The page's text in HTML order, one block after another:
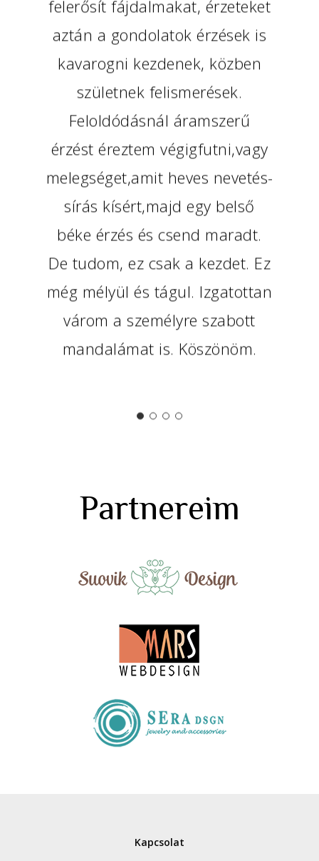
felerősít fájdalmakat, érzeteket
aztán a gondolatok érzések is
kavarogni kezdenek, közben
születnek felismerések.
Feloldódásnál áramszerű
érzést éreztem végigfutni,vagy
melegséget,amit heves nevetés-
sírás kísért,majd egy belső
béke érzés és csend maradt.
De tudom, ez csak a kezdet. Ez
még mélyül és tágul. Izgatottan
várom a személyre szabott
mandalámat is. Köszönöm.
Partnereim
Kapcsolat